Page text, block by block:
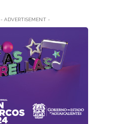
- ADVERTISEMENT -